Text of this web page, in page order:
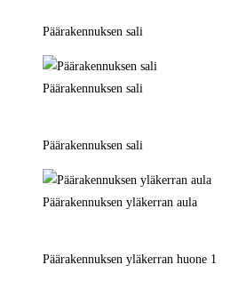
Päärakennuksen sali
Päärakennuksen sali
Päärakennuksen sali
Päärakennuksen yläkerran aula
Päärakennuksen yläkerran huone 1